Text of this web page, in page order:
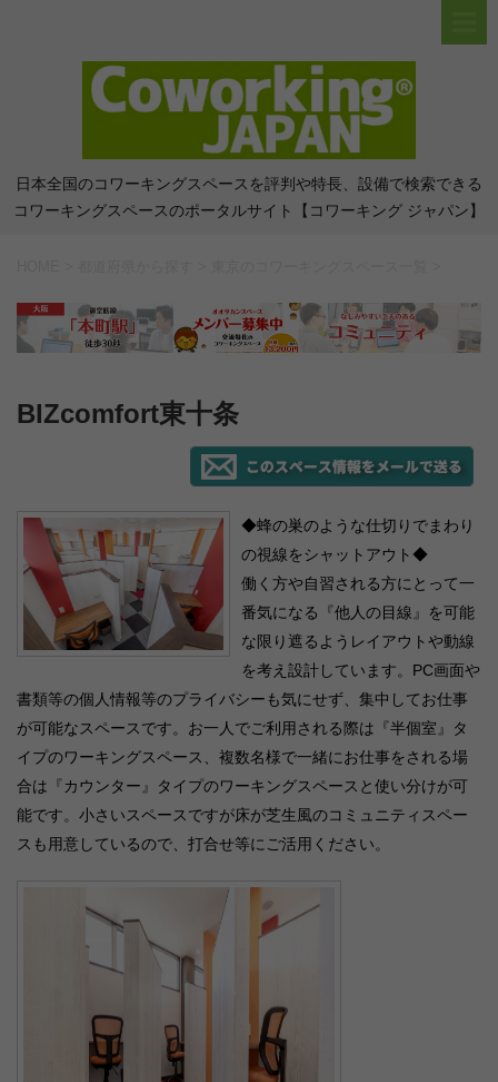
日本全国のコワーキングスペースを評判や特長、設備で検索できる
コワーキングスペースのポータルサイト【コワーキング ジャパン】
BIZcomfort東十条
◆蜂の巣のような仕切りでまわり
の視線をシャットアウト◆
働く方や自習される方にとって一
番気になる『他人の目線』を可能
な限り遮るようレイアウトや動線
を考え設計しています。PC画面や
書類等の個人情報等のプライバシーも気にせず、集中してお仕事
が可能なスペースです。お一人でご利用される際は『半個室』タ
イプのワーキングスペース、複数名様で一緒にお仕事をされる場
合は『カウンター』タイプのワーキングスペースと使い分けが可
能です。小さいスペースですが床が芝生風のコミュニティスペー
スも用意しているので、打合せ等にご活用ください。